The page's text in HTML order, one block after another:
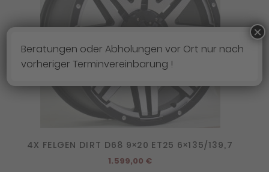
4X FELGEN DIRT D68 9×20 ET25 6×135/139,7
1.599,00 €
Beratungen oder Abholungen vor Ort nur nach
vorheriger Terminvereinbarung !
×